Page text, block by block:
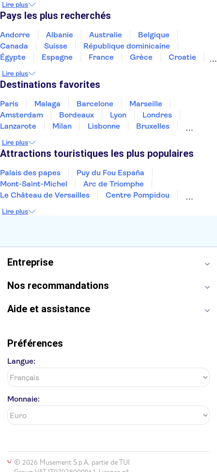
Warner Bros World Abu Dhabi
SeaWorld Abu Dhabi
Yas Island
Qasr Al Watan - Palais Présidentiel
Yas Waterworld
Musée du Futur
Burj Khalifa
Dubai Mall
Dubai Creek
Désert de Dubaï
Lire plus
Pays les plus recherchés
Andorre Albanie Australie
Belgique
Canada
Suisse
République dominicaine
Égypte
Espagne France Grèce
Croatie
Thaïlande
Tunisie
Lire plus
Destinations favorites
Paris Malaga Barcelone
Marseille
Amsterdam
Bordeaux Lyon
Londres
Lanzarote
Milan Lisbonne
Bruxelles
Dubai
Minorque Copenhague Montpellier
Lire plus
Attractions touristiques les plus populaires
Palais des papes
Puy du Fou España
Mont-Saint-Michel
Arc de Triomphe
Le Château de Versailles
Centre Pompidou
La Chapelle Sixtine
Opéra Garnier
Lire plus
Entreprise
Nos recommandations
Aide et assistance
Préférences
Langue:
Monnaie:
© 2026 Musement S.p.A, partie de TUI